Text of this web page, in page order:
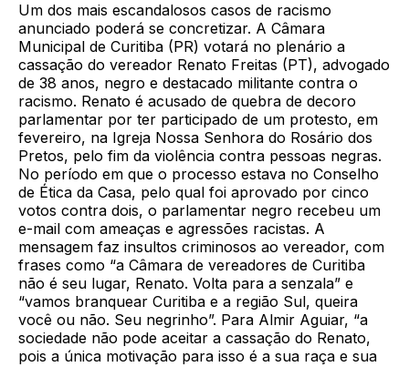
Um dos mais escandalosos casos de racismo
anunciado poderá se concretizar. A Câmara
Municipal de Curitiba (PR) votará no plenário a
cassação do vereador Renato Freitas (PT), advogado
de 38 anos, negro e destacado militante contra o
racismo. Renato é acusado de quebra de decoro
parlamentar por ter participado de um protesto, em
fevereiro, na Igreja Nossa Senhora do Rosário dos
Pretos, pelo fim da violência contra pessoas negras.
No período em que o processo estava no Conselho
de Ética da Casa, pelo qual foi aprovado por cinco
votos contra dois, o parlamentar negro recebeu um
e-mail com ameaças e agressões racistas. A
mensagem faz insultos criminosos ao vereador, com
frases como “a Câmara de vereadores de Curitiba
não é seu lugar, Renato. Volta para a senzala” e
“vamos branquear Curitiba e a região Sul, queira
você ou não. Seu negrinho”. Para Almir Aguiar, “a
sociedade não pode aceitar a cassação do Renato,
pois a única motivação para isso é a sua raça e sua